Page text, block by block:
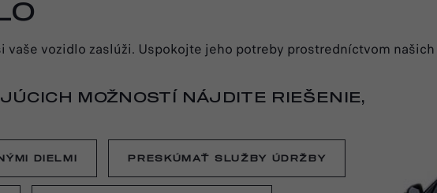
vaše vozidlo zaslúži. Uspokojte jeho potreby prostredníctvom
MOŽNOSTÍ NÁJDITE RIEŠENIE,
DIELMI PRESKÚMAŤ SLUŽBY ÚDRŽBY